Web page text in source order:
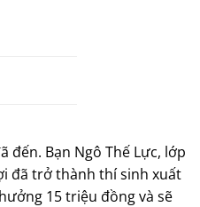
đến. Bạn Ngô Thế Lực, lớp
đã trở thành thí sinh xuất
15 triệu đồng và sẽ